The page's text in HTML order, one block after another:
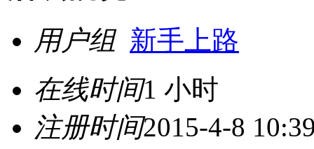
用户组 新手上路
在线时间1 小时
注册时间2015-4-8